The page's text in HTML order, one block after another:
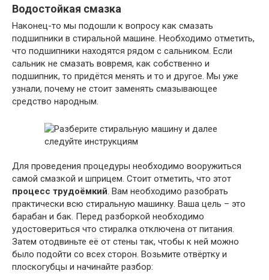
Водостойкая смазка
Наконец-то мы подошли к вопросу как смазать
подшипники в стиральной машине. Необходимо отметить,
что подшипники находятся рядом с сальником. Если
сальник не смазать вовремя, как собственно и
подшипник, то придётся менять и то и другое. Мы уже
узнали, почему не стоит заменять смазывающее
средство народным.
Для проведения процедуры необходимо вооружиться
самой смазкой и шприцем. Стоит отметить, что этот
процесс трудоёмкий. Вам необходимо разобрать
практически всю стиральную машинку. Ваша цель – это
барабан и бак. Перед разборкой необходимо
удостовериться что стиралка отключена от питания.
Затем отодвиньте её от стены так, чтобы к ней можно
было подойти со всех сторон. Возьмите отвёртку и
плоскогубцы и начинайте разбор: